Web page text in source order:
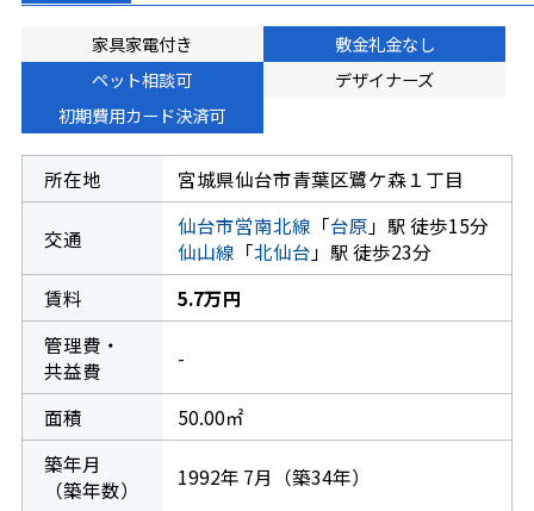
家具家電付き
敷金礼金なし
ペット相談可
デザイナーズ
初期費用カード決済可
所在地 宮城県仙台市青葉区鷺ケ森１丁目
交通 仙台市営南北線 「台原 」駅 徒歩15分
仙山線 「北仙台 」駅 徒歩23分
賃料
5.7万円
管理費・
共益費
-
面積
50.00㎡
築年月
（築年数）
1992年 7月（築34年）